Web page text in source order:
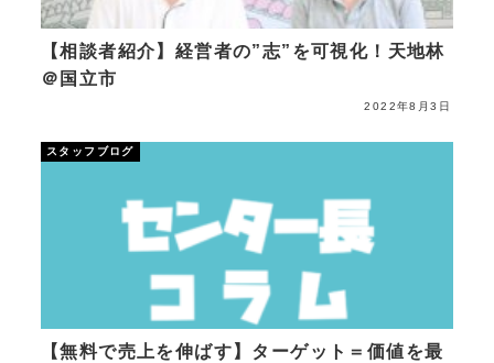
【相談者紹介】経営者の”志”を可視化！天地林
＠国立市
2022年8月3日
スタッフブログ
【無料で売上を伸ばす】ターゲット＝価値を最